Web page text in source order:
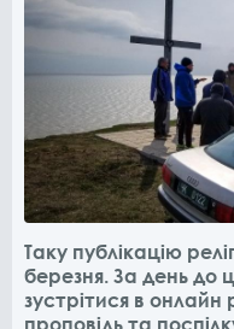
Таку публікацію
березня. За день до
зустрітися в
проповідь та